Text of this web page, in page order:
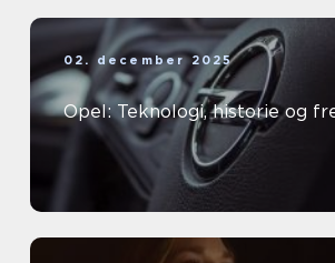
02. december 2025
Opel: Teknologi, historie og